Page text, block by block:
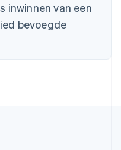
inwinnen van een
bevoegde